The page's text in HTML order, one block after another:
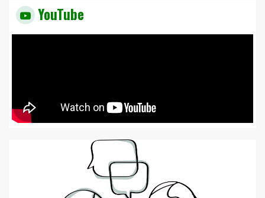
YouTube